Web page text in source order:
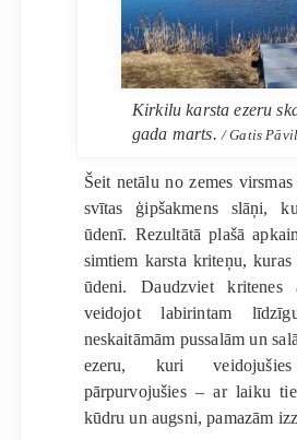
Kirkilu karsta ezeru
gada marts. / Gatis
Šeit netālu no zemes
svītas ģipšakmens slāņi,
ūdenī. Rezultātā plašā
simtiem karsta kriteņu,
ūdeni. Daudzviet kritenes
veidojot labirintam
neskaitāmām pussalām un
ezeru, kuri
pārpurvojušies – ar laiku
kūdru un augsni, pamazām